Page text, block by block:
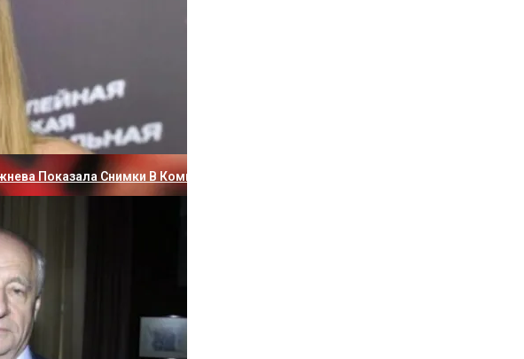
Рассказать Всю Правду О Романе С Порошиной
Показала Снимки В Комплекте